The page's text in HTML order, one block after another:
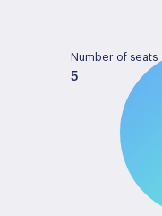
Number of seats
5
Tank capacity